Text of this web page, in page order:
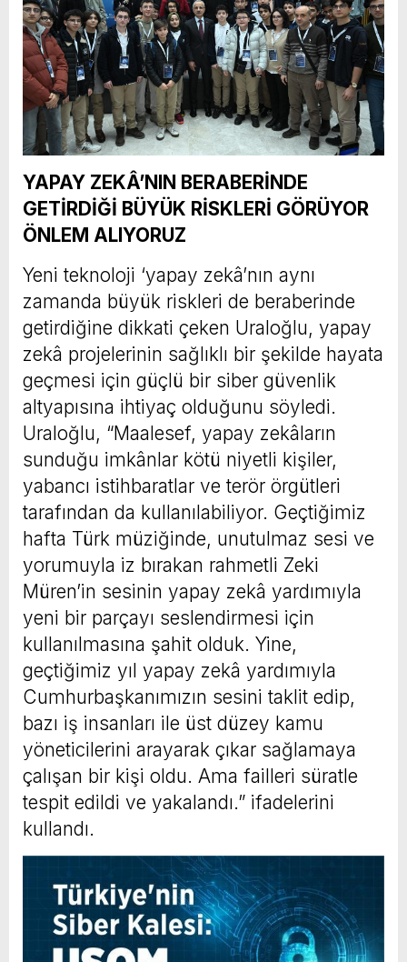
YAPAY ZEKÂ’NIN BERABERİNDE
GETİRDİĞİ BÜYÜK RİSKLERİ GÖRÜYOR
ÖNLEM ALIYORUZ
Yeni teknoloji ‘yapay zekâ’nın aynı
zamanda büyük riskleri de beraberinde
getirdiğine dikkati çeken Uraloğlu, yapay
zekâ projelerinin sağlıklı bir şekilde hayata
geçmesi için güçlü bir siber güvenlik
altyapısına ihtiyaç olduğunu söyledi.
Uraloğlu, “Maalesef, yapay zekâların
sunduğu imkânlar kötü niyetli kişiler,
yabancı istihbaratlar ve terör örgütleri
tarafından da kullanılabiliyor. Geçtiğimiz
hafta Türk müziğinde, unutulmaz sesi ve
yorumuyla iz bırakan rahmetli Zeki
Müren’in sesinin yapay zekâ yardımıyla
yeni bir parçayı seslendirmesi için
kullanılmasına şahit olduk. Yine,
geçtiğimiz yıl yapay zekâ yardımıyla
Cumhurbaşkanımızın sesini taklit edip,
bazı iş insanları ile üst düzey kamu
yöneticilerini arayarak çıkar sağlamaya
çalışan bir kişi oldu. Ama failleri süratle
tespit edildi ve yakalandı.” ifadelerini
kullandı.